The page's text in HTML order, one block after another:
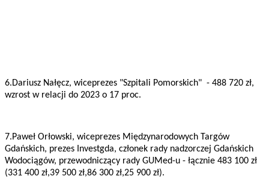
6.Dariusz Nałęcz, wiceprezes "Szpitali Pomorskich" - 488 720 zł,
wzrost w relacji do 2023 o 17 proc.
7.Paweł Orłowski, wiceprezes Międzynarodowych Targów
Gdańskich, prezes Investgda, członek rady nadzorczej Gdańskich
Wodociągów, przewodniczący rady GUMed-u - łącznie 483 100 zł
(331 400 zł,39 500 zł,86 300 zł,25 900 zł).